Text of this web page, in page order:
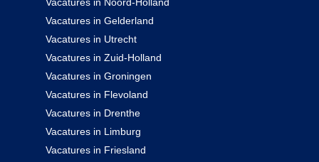
Vacatures in Gelderland
Vacatures in Utrecht
Vacatures in Zuid-Holland
Vacatures in Groningen
Vacatures in Flevoland
Vacatures in Drenthe
Vacatures in Limburg
Vacatures in Friesland